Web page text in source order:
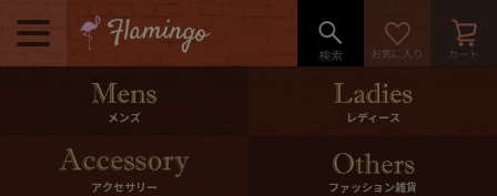
メニュー
500pt＆10％Offクーポンプレゼン
10％0ffクーポンプレゼント
メンズ レディース
アクセサリー ファッション雑貨